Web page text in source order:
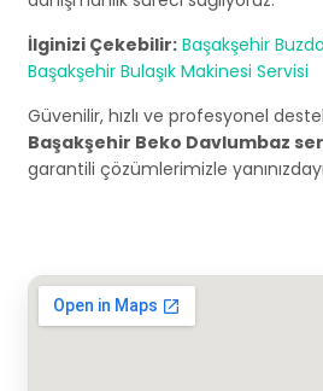
İlginizi Çekebilir: Başakşehir
Başakşehir Bulaşık Makinesi Servisi
Güvenilir, hızlı ve profesyonel
Başakşehir Beko Davlumbaz
garantili çözümlerimizle